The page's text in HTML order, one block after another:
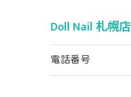
Doll Nail 札幌店
電話番号